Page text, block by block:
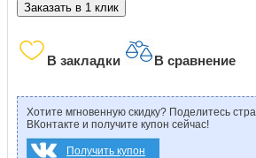
Заказать в 1 клик
В закладки В сравнение
Хотите мгновенную скидку? Поделитесь
ВКонтакте и получите купон сейчас!
Получить купон